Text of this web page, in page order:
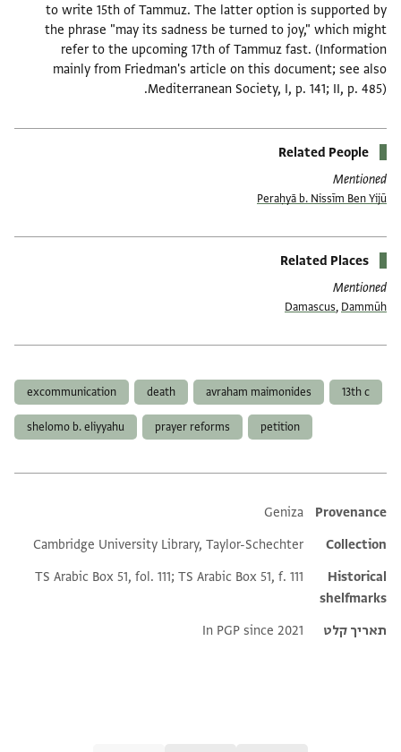
to write 15th of Tammuz. The latter option is supported by
the phrase "may its sadness be turned to joy," which might
refer to the upcoming 17th of Tammuz fast. (Information
mainly from Friedman's article on this document; see also
Mediterranean Society, I, p. 141; II, p. 485).
Related People
Mentioned
Peraḥyā b. Nissīm Ben Yijū
Related Places
Mentioned
Damascus ,Dammūh
13th c
avraham maimonides
death
excommunication
petition
prayer reforms
shelomo b. eliyyahu
Additional metadata
Provenance
Geniza
Collection
Cambridge University Library, Taylor-Schechter
Historical
shelfmarks
TS Arabic Box 51, fol. 111; TS Arabic Box 51, f. 111
תאריך קלט In PGP since 2021